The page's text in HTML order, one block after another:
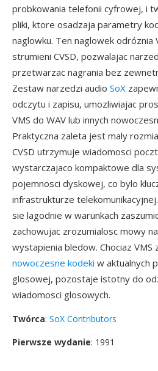
probkowania telefonii cyfrowej, i
pliki, ktore osadzaja parametry
naglowku. Ten naglowek odróznia
strumieni CVSD, pozwalajac
przetwarzac nagrania bez
Zestaw narzedzi audio SoX
odczytu i zapisu, umozliwiajac
VMS do WAV lub innych
Praktyczna zaleta jest maly
CVSD utrzymuje wiadomosci
wystarczajaco kompaktowe dla
pojemnosci dyskowej, co bylo
infrastrukturze
sie lagodnie w warunkach
zachowujac zrozumialosc mowy
wystapienia bledow. Chociaz
nowoczesne kodeki w aktualnych
glosowej, pozostaje istotny do
wiadomosci glosowych.
Twórca: SoX Contributors
Pierwsze wydanie: 1991